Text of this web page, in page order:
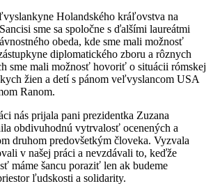
Holandského kráľovstva na
sme sa spoločne s ďalšími laureátmi
obeda, kde sme mali možnosť
diplomatického zboru a rôznych
sme mali možnosť hovoriť o situácii rómskej
žien a detí s pánom veľvyslancom USA
Ranom.
nás prijala pani prezidentka Zuzana
obdivuhodnú vytrvalosť ocenených a
druhom predovšetkým človeka. Vyzvala
v našej práci a nevzdávali to, keďže
máme šancu poraziť len ak budeme
ľudskosti a solidarity.